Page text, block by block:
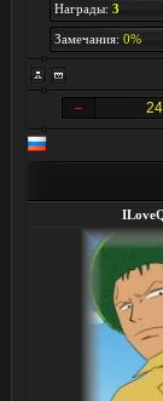
Награды: 3
Замечания: 0%